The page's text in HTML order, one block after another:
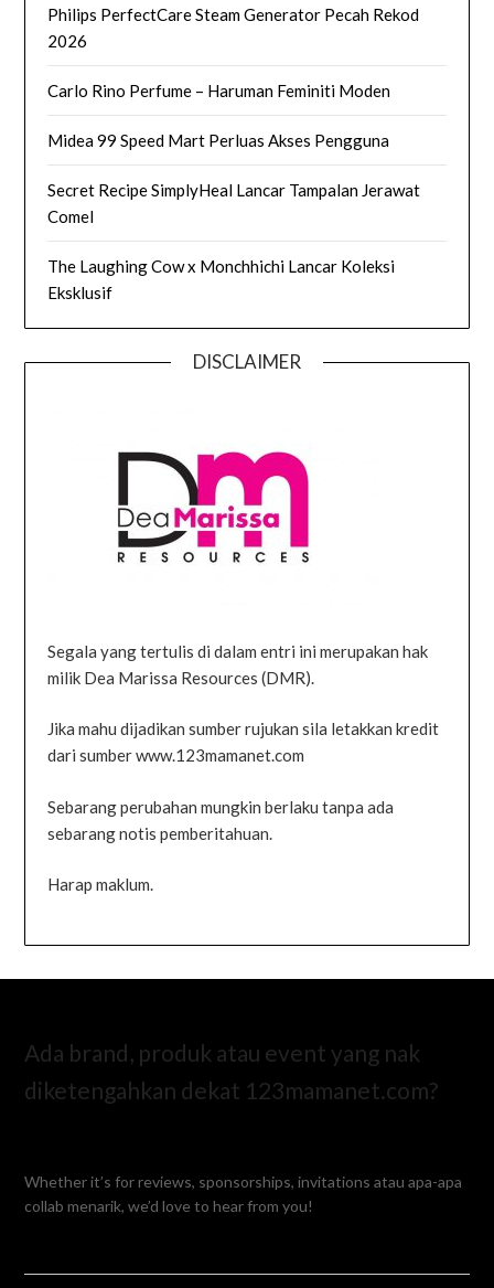
Philips PerfectCare Steam Generator Pecah Rekod
2026
Carlo Rino Perfume – Haruman Feminiti Moden
Midea 99 Speed Mart Perluas Akses Pengguna
Secret Recipe SimplyHeal Lancar Tampalan Jerawat
Comel
The Laughing Cow x Monchhichi Lancar Koleksi
Eksklusif
DISCLAIMER
Segala yang tertulis di dalam entri ini merupakan hak
milik Dea Marissa Resources (DMR).
Jika mahu dijadikan sumber rujukan sila letakkan kredit
dari sumber www.123mamanet.com
Sebarang perubahan mungkin berlaku tanpa ada
sebarang notis pemberitahuan.
Harap maklum.
Ada brand, produk atau event yang nak
diketengahkan dekat 123mamanet.com?
Whether it’s for reviews, sponsorships, invitations atau apa-apa
collab menarik, we’d love to hear from you!